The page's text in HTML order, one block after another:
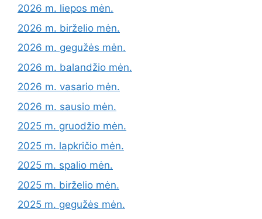
2026 m. liepos mėn.
2026 m. birželio mėn.
2026 m. gegužės mėn.
2026 m. balandžio mėn.
2026 m. vasario mėn.
2026 m. sausio mėn.
2025 m. gruodžio mėn.
2025 m. lapkričio mėn.
2025 m. spalio mėn.
2025 m. birželio mėn.
2025 m. gegužės mėn.